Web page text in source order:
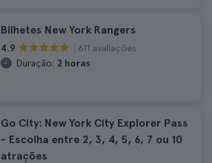
Bilhetes New York Rangers
4.9
611 avaliações
Duração: 2 horas
Go City: New York City Explorer Pass
- Escolha entre 2, 3, 4, 5, 6, 7 ou 10
atrações